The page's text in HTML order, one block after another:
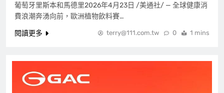
葡萄牙里斯本和馬德里2026年4月23日 /美通社/ — 全球健康消
費浪潮奔湧向前，歐洲植物飲料賽…
閱讀更多
terry@111.com.tw 0 1 mins